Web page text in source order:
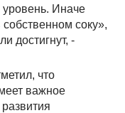
Иначе
соку»,
достигнут, -
что
важное